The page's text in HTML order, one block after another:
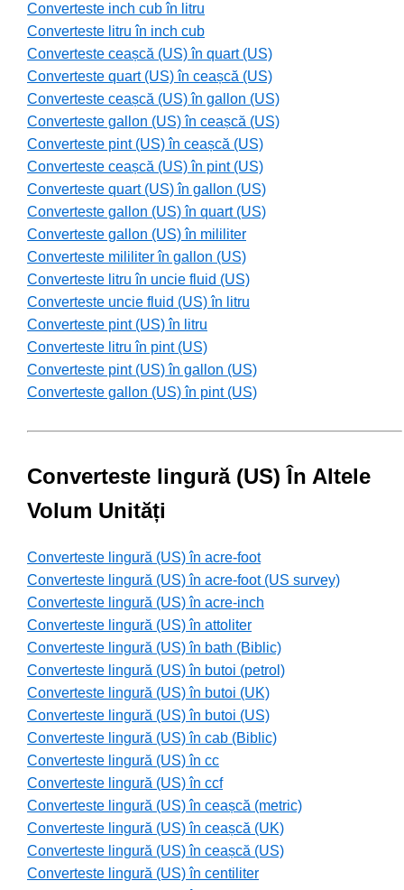
Converteste inch cub în litru
Converteste litru în inch cub
Converteste ceașcă (US) în quart (US)
Converteste quart (US) în ceașcă (US)
Converteste ceașcă (US) în gallon (US)
Converteste gallon (US) în ceașcă (US)
Converteste pint (US) în ceașcă (US)
Converteste ceașcă (US) în pint (US)
Converteste quart (US) în gallon (US)
Converteste gallon (US) în quart (US)
Converteste gallon (US) în mililiter
Converteste mililiter în gallon (US)
Converteste litru în uncie fluid (US)
Converteste uncie fluid (US) în litru
Converteste pint (US) în litru
Converteste litru în pint (US)
Converteste pint (US) în gallon (US)
Converteste gallon (US) în pint (US)
Converteste lingură (US) În Altele
Volum Unități
Converteste lingură (US) în acre-foot
Converteste lingură (US) în acre-foot (US survey)
Converteste lingură (US) în acre-inch
Converteste lingură (US) în attoliter
Converteste lingură (US) în bath (Biblic)
Converteste lingură (US) în butoi (petrol)
Converteste lingură (US) în butoi (UK)
Converteste lingură (US) în butoi (US)
Converteste lingură (US) în cab (Biblic)
Converteste lingură (US) în cc
Converteste lingură (US) în ccf
Converteste lingură (US) în ceașcă (metric)
Converteste lingură (US) în ceașcă (UK)
Converteste lingură (US) în ceașcă (US)
Converteste lingură (US) în centiliter